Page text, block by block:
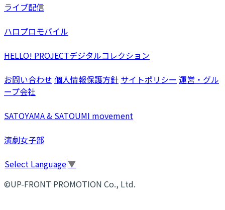
ライブ配信
ハロプロモバイル
HELLO! PROJECTデジタルコレクション
お問い合わせ 個人情報保護方針 サイトポリシー 運営・グル
ープ会社
SATOYAMA & SATOUMI movement
演劇女子部
Select Language▼
©UP-FRONT PROMOTION Co., Ltd.